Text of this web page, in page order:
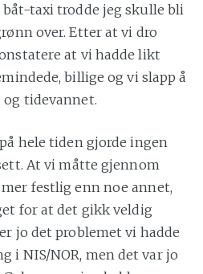
taxi trodde jeg skulle bli
over. Etter at vi dro
at vi hadde likt
billige og vi slapp å
og tidevannet.
hele tiden gjorde ingen
At vi måtte gjennom
festlig enn noe annet,
for at det gikk veldig
jo det problemet vi hadde
i NIS/NOR, men det var jo